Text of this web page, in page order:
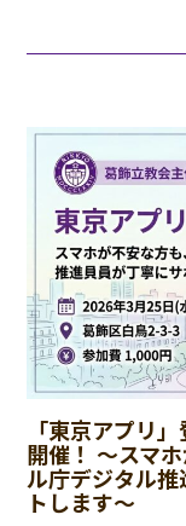
「東京アプリ
開催！ 〜スマ
ル庁デジタル
トします〜